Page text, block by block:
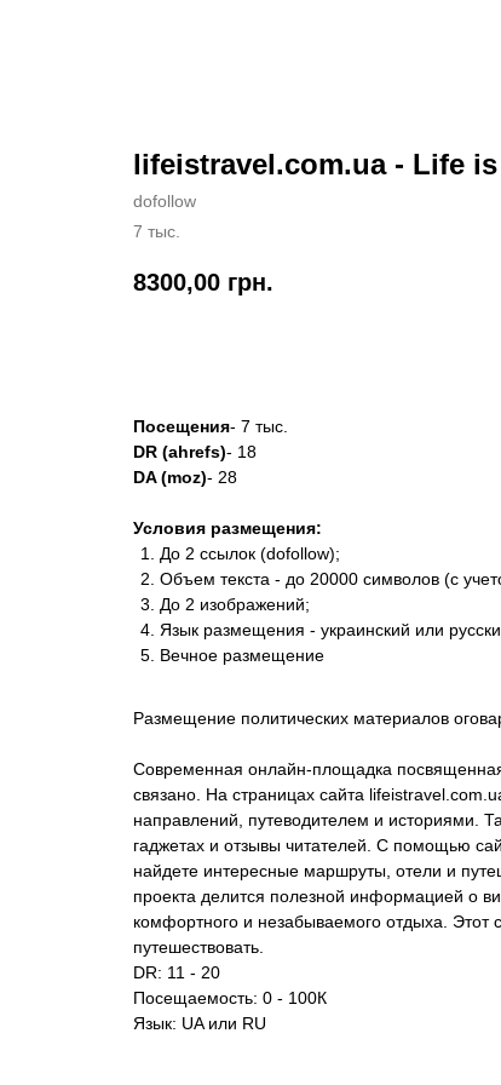
lifeistravel.com.ua - Life is
dofollow
7 тыс.
8300,00 грн.
Посещения- 7 тыс.
DR (ahrefs)- 18
DA (moz)- 28
Условия размещения:
До 2 ссылок (dofollow);
Объем текста - до 20000 символов (с
До 2 изображений;
Язык размещения - украинский или
Вечное размещение
Размещение политических материалов
Современная онлайн-площадка
связано. На страницах сайта
направлений, путеводителем и историями.
гаджетах и отзывы читателей. С помощью
найдете интересные маршруты, отели и
проекта делится полезной информацией о
комфортного и незабываемого отдыха. Этот
путешествовать.
DR: 11 - 20
Посещаемость: 0 - 100К
Язык: UA или RU